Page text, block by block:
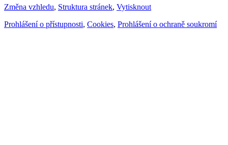
Změna vzhledu, Struktura stránek, Vytisknout
Prohlášení o přístupnosti, Cookies, Prohlášení o ochraně soukromí